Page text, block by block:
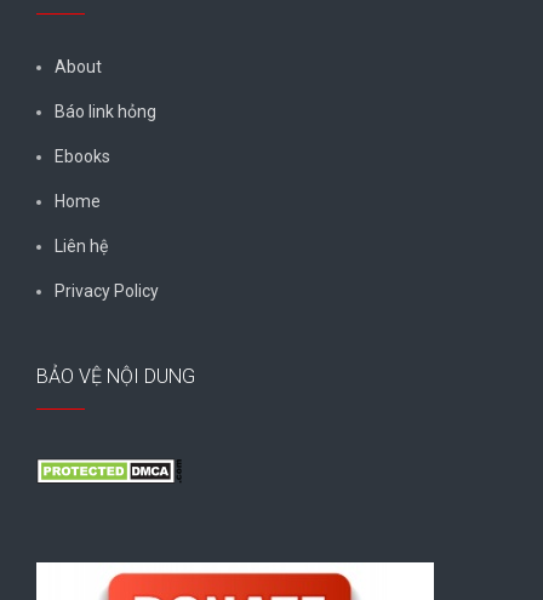
About
Báo link hỏng
Ebooks
Home
Liên hệ
Privacy Policy
BẢO VỆ NỘI DUNG